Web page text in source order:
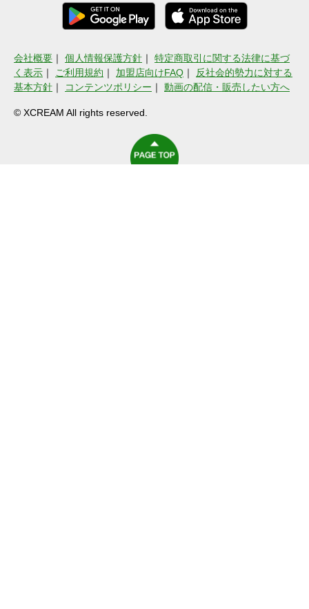
会社概要 ｜ 個人情報保護方針 ｜ 特定商取引に関する法律に基づ
く表示 ｜ ご利用規約 ｜ 加盟店向けFAQ ｜
反社会的勢力に対する
基本方針 ｜ コンテンツポリシー ｜ 動画の配信・販売したい方へ
© XCREAM All rights reserved.